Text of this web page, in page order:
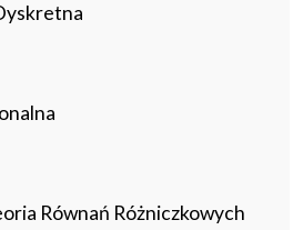
Równań Różniczkowych